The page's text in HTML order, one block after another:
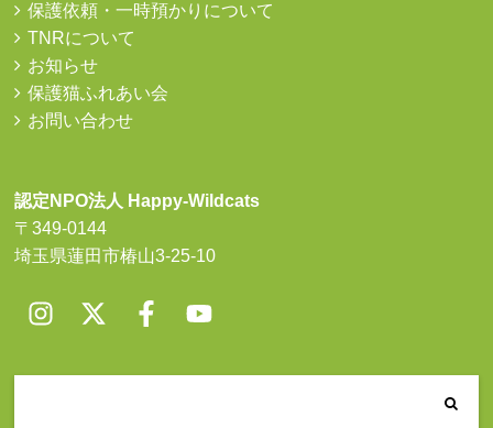
保護依頼・一時預かりについて
TNRについて
お知らせ
保護猫ふれあい会
お問い合わせ
認定NPO法人 Happy-Wildcats
〒349-0144
埼玉県蓮田市椿山3-25-10